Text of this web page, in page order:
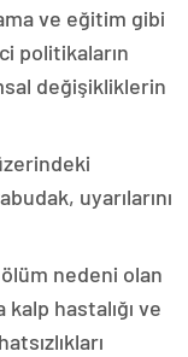
ve eğitim gibi
politikaların
değişikliklerin
uyarılarını
ölüm nedeni olan
hastalığı ve